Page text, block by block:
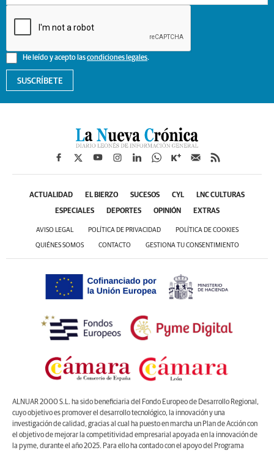
He leído y acepto lascondiciones legales.
SUSCRÍBETE
ACTUALIDAD EL BIERZO SUCESOS CYL LNC CULTURAS
ESPECIALES DEPORTES OPINIÓN EXTRAS
AVISO LEGAL POLÍTICA DE PRIVACIDAD POLÍTICA DE COOKIES
QUIÉNES SOMOS CONTACTO GESTIONA TU CONSENTIMIENTO
ALNUAR 2000 S.L. ha sido beneficiaria del Fondo Europeo de Desarrollo Regional,
cuyo objetivo es promover el desarrollo tecnológico, la innovación y una
investigación de calidad, gracias al cual ha puesto en marcha un Plan de Acción con
el objetivo de mejorar la competitividad empresarial apoyada en la innovación de
la pyme, durante el año 2025. Para ello ha contado con el apoyo del Programa